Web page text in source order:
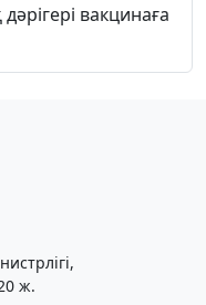
вакцинаға
ж.